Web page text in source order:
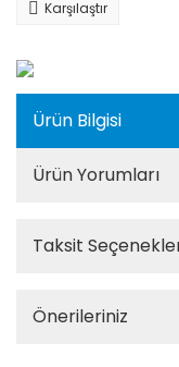
Karşılaştır
Ürün Bilgisi
Ürün Yorumları
Taksit
Önerileriniz